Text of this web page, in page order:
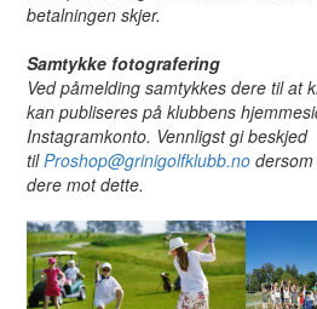
betalningen skjer.
Samtykke fotografering
Ved påmelding samtykkes dere til at
kan publiseres på klubbens
Instagramkonto. Vennligst gi beskjed
tilProshop@grinigolfklubb.no
dere mot dette.